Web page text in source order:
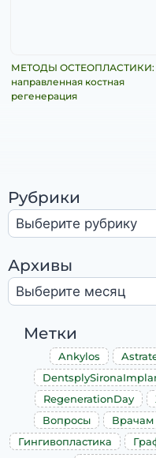
МЕТОДЫ ОСТЕОПЛАСТИКИ:
направленная костная
регенерация
Рубрики
Архивы
Метки
Ankylos
RegenerationDay
Вопросы
Врачам
Гингивопластика